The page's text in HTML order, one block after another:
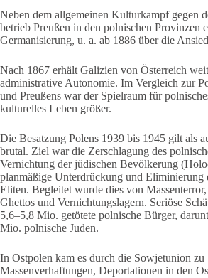
Neben dem allgemeinen Kulturkampf gegen
betrieb Preußen in den polnischen Provinzen
Germanisierung, u. a. ab 1886 über die
Nach 1867 erhält Galizien von Österreich
administrative Autonomie. Im Vergleich zur
und Preußens war der Spielraum für
kulturelles Leben größer.
Die Besatzung Polens 1939 bis 1945 gilt als
brutal. Ziel war die Zerschlagung des
Vernichtung der jüdischen Bevölkerung
planmäßige Unterdrückung und Eliminierung
Eliten. Begleitet wurde dies von
Ghettos und Vernichtungslagern. Seriöse
5,6–5,8 Mio. getötete polnische Bürger,
Mio. polnische Juden.
In Ostpolen kam es durch die Sowjetunion zu
Massenverhaftungen, Deportationen in den